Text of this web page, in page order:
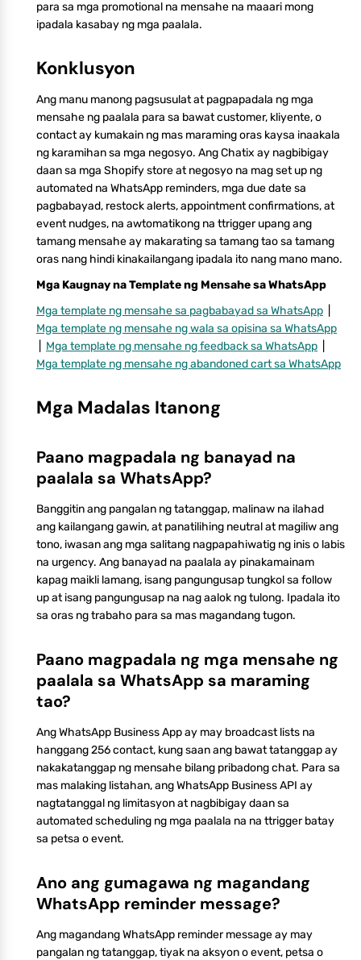
para sa mga promotional na mensahe na maaari mong
ipadala kasabay ng mga paalala.
Konklusyon
Ang manu manong pagsusulat at pagpapadala ng mga
mensahe ng paalala para sa bawat customer, kliyente, o
contact ay kumakain ng mas maraming oras kaysa inaakala
ng karamihan sa mga negosyo. Ang Chatix ay nagbibigay
daan sa mga Shopify store at negosyo na mag set up ng
automated na WhatsApp reminders, mga due date sa
pagbabayad, restock alerts, appointment confirmations, at
event nudges, na awtomatikong na ttrigger upang ang
tamang mensahe ay makarating sa tamang tao sa tamang
oras nang hindi kinakailangang ipadala ito nang mano mano.
Mga Kaugnay na Template ng Mensahe sa WhatsApp
Mga template ng mensahe sa pagbabayad sa WhatsApp
Mga template ng mensahe ng wala sa opisina sa WhatsApp
Mga template ng mensahe ng feedback sa WhatsApp
Mga template ng mensahe ng abandoned cart sa WhatsApp
Mga Madalas Itanong
Paano magpadala ng banayad na
paalala sa WhatsApp?
Banggitin ang pangalan ng tatanggap, malinaw na ilahad
ang kailangang gawin, at panatilihing neutral at magiliw ang
tono, iwasan ang mga salitang nagpapahiwatig ng inis o labis
na urgency. Ang banayad na paalala ay pinakamainam
kapag maikli lamang, isang pangungusap tungkol sa follow
up at isang pangungusap na nag aalok ng tulong. Ipadala ito
sa oras ng trabaho para sa mas magandang tugon.
Paano magpadala ng mga mensahe ng
paalala sa WhatsApp sa maraming
tao?
Ang WhatsApp Business App ay may broadcast lists na
hanggang 256 contact, kung saan ang bawat tatanggap ay
nakakatanggap ng mensahe bilang pribadong chat. Para sa
mas malaking listahan, ang WhatsApp Business API ay
nagtatanggal ng limitasyon at nagbibigay daan sa
automated scheduling ng mga paalala na na ttrigger batay
sa petsa o event.
Ano ang gumagawa ng magandang
WhatsApp reminder message?
Ang magandang WhatsApp reminder message ay may
pangalan ng tatanggap, tiyak na aksyon o event, petsa o